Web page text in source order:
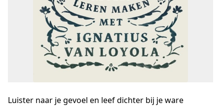
Luister naar je gevoel en leef dichter bij je ware